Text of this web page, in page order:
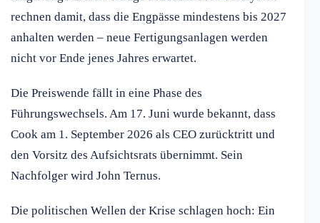
rechnen damit, dass die Engpässe mindestens bis 2027
anhalten werden – neue Fertigungsanlagen werden
nicht vor Ende jenes Jahres erwartet.
Die Preiswende fällt in eine Phase des
Führungswechsels. Am 17. Juni wurde bekannt, dass
Cook am 1. September 2026 als CEO zurücktritt und
den Vorsitz des Aufsichtsrats übernimmt. Sein
Nachfolger wird John Ternus.
Die politischen Wellen der Krise schlagen hoch: Ein